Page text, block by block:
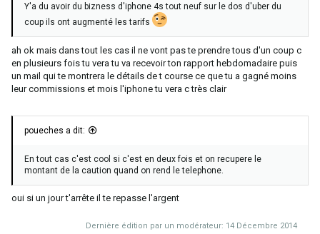
Y'a du avoir du bizness d'iphone 4s tout neuf sur le dos d'uber du
coup ils ont augmenté les tarifs
ah ok mais dans tout les cas il ne vont pas te prendre tous d'un coup c
en plusieurs fois tu vera tu va recevoir ton rapport hebdomadaire puis
un mail qui te montrera le détails de t course ce que tu a gagné moins
leur commissions et mois l'iphone tu vera c très clair
poueches a dit:
En tout cas c'est cool si c'est en deux fois et on recupere le
montant de la caution quand on rend le telephone.
oui si un jour t'arrête il te repasse l'argent
Dernière édition par un modérateur: 14 Décembre 2014